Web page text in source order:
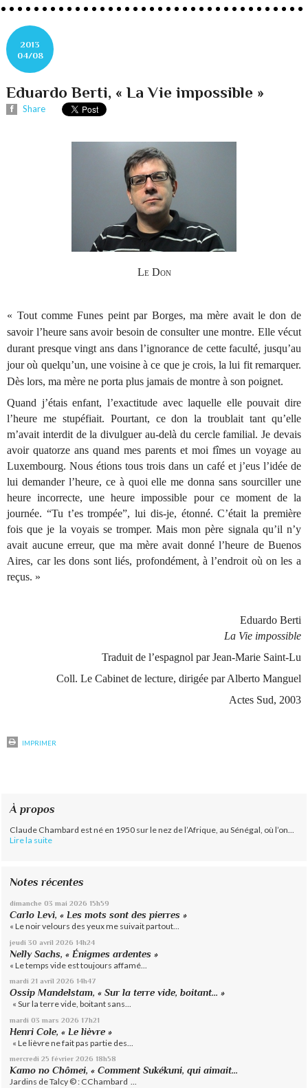
2013
04/08
Eduardo Berti, « La Vie impossible »
Share
Le Don
« Tout comme Funes peint par Borges, ma mère avait le don de
savoir l’heure sans avoir besoin de consulter une montre. Elle vécut
durant presque vingt ans dans l’ignorance de cette faculté, jusqu’au
jour où quelqu’un, une voisine à ce que je crois, la lui fit remarquer.
Dès lors, ma mère ne porta plus jamais de montre à son poignet.
Quand j’étais enfant, l’exactitude avec laquelle elle pouvait dire
l’heure me stupéfiait. Pourtant, ce don la troublait tant qu’elle
m’avait interdit de la divulguer au-delà du cercle familial. Je devais
avoir quatorze ans quand mes parents et moi fîmes un voyage au
Luxembourg. Nous étions tous trois dans un café et j’eus l’idée de
lui demander l’heure, ce à quoi elle me donna sans sourciller une
heure incorrecte, une heure impossible pour ce moment de la
journée. “Tu t’es trompée”, lui dis-je, étonné. C’était la première
fois que je la voyais se tromper. Mais mon père signala qu’il n’y
avait aucune erreur, que ma mère avait donné l’heure de Buenos
Aires, car les dons sont liés, profondément, à l’endroit où on les a
reçus. »
Eduardo Berti
La Vie impossible
Traduit de l’espagnol par Jean-Marie Saint-Lu
Coll. Le Cabinet de lecture, dirigée par Alberto Manguel
Actes Sud, 2003
IMPRIMER
À propos
Claude Chambard est né en 1950 sur le nez de l’Afrique, au Sénégal, où l’on...
Lire la suite
Notes récentes
dimanche 03 mai 2026 15h59
Carlo Levi, « Les mots sont des pierres »
« Le noir velours des yeux me suivait partout...
jeudi 30 avril 2026 14h24
Nelly Sachs, « Énigmes ardentes »
« Le temps vide est toujours affamé...
mardi 21 avril 2026 14h47
Ossip Mandelstam, « Sur la terre vide, boitant… »
« Sur la terre vide, boitant sans...
mardi 03 mars 2026 17h21
Henri Cole, « Le lièvre »
« Le lièvre ne fait pas partie des...
mercredi 25 février 2026 18h58
Kamo no Chômei, « Comment Sukékuni, qui aimait...
Jardins de Talcy © : CChambard ...